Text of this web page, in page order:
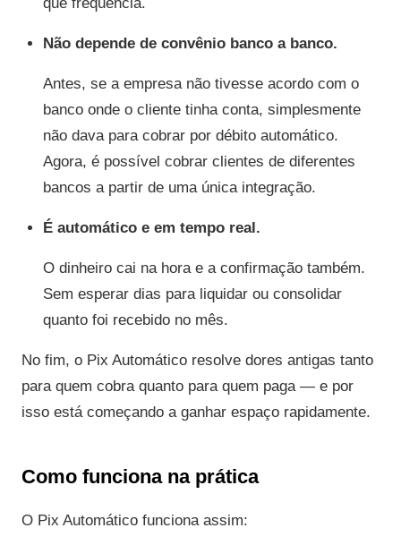
que frequência.
Não depende de convênio banco a banco.
Antes, se a empresa não tivesse acordo com o
banco onde o cliente tinha conta, simplesmente
não dava para cobrar por débito automático.
Agora, é possível cobrar clientes de diferentes
bancos a partir de uma única integração.
É automático e em tempo real.
O dinheiro cai na hora e a confirmação também.
Sem esperar dias para liquidar ou consolidar
quanto foi recebido no mês.
No fim, o Pix Automático resolve dores antigas tanto
para quem cobra quanto para quem paga — e por
isso está começando a ganhar espaço rapidamente.
Como funciona na prática
O Pix Automático funciona assim: